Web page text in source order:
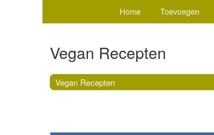
Home Toevoegen
Vegan Recepten
Vegan Recepten